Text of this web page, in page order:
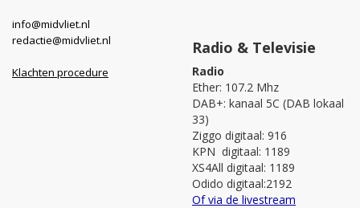
info@midvliet.nl
redactie@midvliet.nl
Klachten procedure
Radio & Televisie
Radio
Ether: 107.2 Mhz
DAB+: kanaal 5C (DAB lokaal
33)
Ziggo digitaal: 916
KPN digitaal: 1189
XS4All digitaal: 1189
Odido digitaal:2192
Of via de livestream